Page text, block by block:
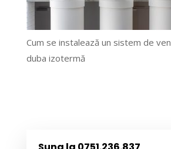
Cum se instalează un sistem de
duba izotermă